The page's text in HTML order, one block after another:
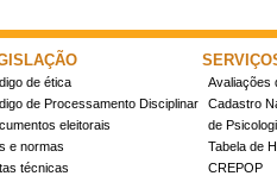
de ética
de Processamento Disciplinar
eleitorais
e normas
técnicas
Avaliações
Cadastro
de
Tabela de
CREPOP